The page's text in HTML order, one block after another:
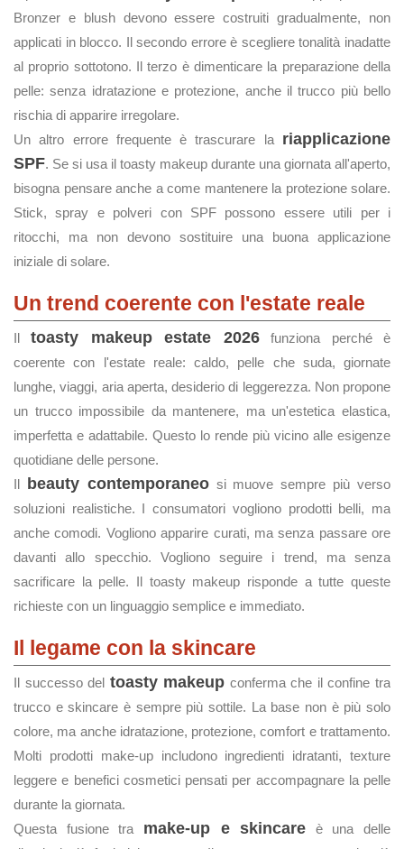
Bronzer e blush devono essere costruiti gradualmente, non
applicati in blocco. Il secondo errore è scegliere tonalità inadatte
al proprio sottotono. Il terzo è dimenticare la preparazione della
pelle: senza idratazione e protezione, anche il trucco più bello
rischia di apparire irregolare.
Un altro errore frequente è trascurare la riapplicazione
SPF. Se si usa il toasty makeup durante una giornata all'aperto,
bisogna pensare anche a come mantenere la protezione solare.
Stick, spray e polveri con SPF possono essere utili per i
ritocchi, ma non devono sostituire una buona applicazione
iniziale di solare.
Un trend coerente con l'estate reale
Iltoasty makeup estate 2026funziona perché è
coerente con l'estate reale: caldo, pelle che suda, giornate
lunghe, viaggi, aria aperta, desiderio di leggerezza. Non propone
un trucco impossibile da mantenere, ma un'estetica elastica,
imperfetta e adattabile. Questo lo rende più vicino alle esigenze
quotidiane delle persone.
Il
beauty contemporaneosi muove sempre più verso
soluzioni realistiche. I consumatori vogliono prodotti belli, ma
anche comodi. Vogliono apparire curati, ma senza passare ore
davanti allo specchio. Vogliono seguire i trend, ma senza
sacrificare la pelle. Il toasty makeup risponde a tutte queste
richieste con un linguaggio semplice e immediato.
Il legame con la skincare
Il successo del toasty makeup conferma che il confine tra
trucco e skincare è sempre più sottile. La base non è più solo
colore, ma anche idratazione, protezione, comfort e trattamento.
Molti prodotti make-up includono ingredienti idratanti, texture
leggere e benefici cosmetici pensati per accompagnare la pelle
durante la giornata.
Questa fusione tra make-up e skincare è una delle